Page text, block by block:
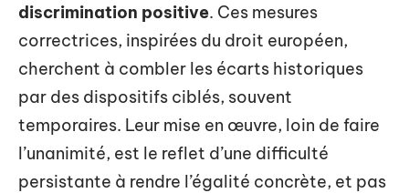
discrimination positive. Ces mesures
correctrices, inspirées du droit européen,
cherchent à combler les écarts historiques
par des dispositifs ciblés, souvent
temporaires. Leur mise en œuvre, loin de faire
l’unanimité, est le reflet d’une difficulté
persistante à rendre l’égalité concrète, et pas